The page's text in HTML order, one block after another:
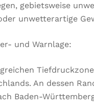
gebietsweise
unwetterartige
und Warnlage:
An dessen
Baden-